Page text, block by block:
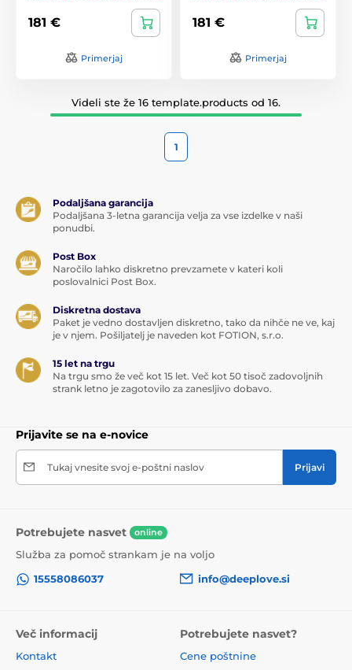
181 €
Primerjaj
181 €
Primerjaj
Videli ste že 16 template.products od 16.
1
Podaljšana garancija
Podaljšana 3-letna garancija velja za vse izdelke v naši
ponudbi.
Post Box
Naročilo lahko diskretno prevzamete v kateri koli
poslovalnici Post Box.
Diskretna dostava
Paket je vedno dostavljen diskretno, tako da nihče ne ve, kaj
je v njem. Pošiljatelj je naveden kot FOTION, s.r.o.
15 let na trgu
Na trgu smo že več kot 15 let. Več kot 50 tisoč zadovoljnih
strank letno je zagotovilo za zanesljivo dobavo.
Prijavite se na e-novice
Tukaj vnesite svoj e-poštni naslov Prijavi
Potrebujete nasvet online
Služba za pomoč strankam je na voljo
15558086037
info@deeplove.si
Več informacij
Kontakt
Potrebujete nasvet?
Cene poštnine